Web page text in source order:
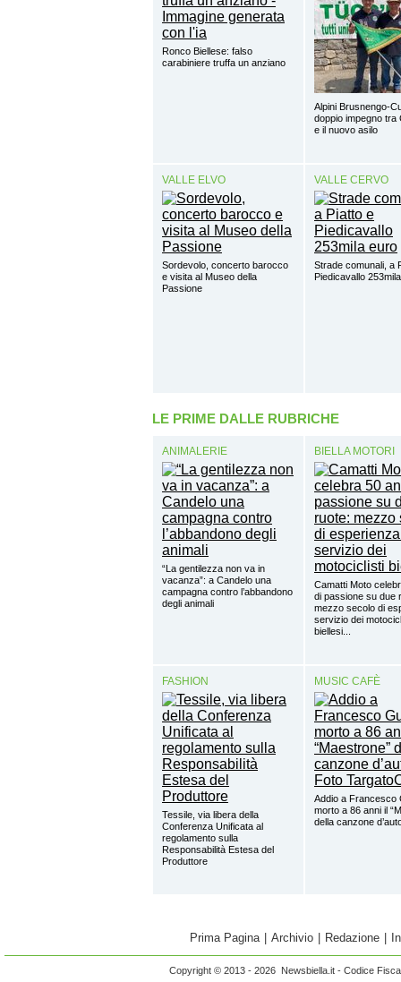
Ronco Biellese: falso
carabiniere truffa un anziano
Alpini Brusnengo-
doppio impegno tra
e il nuovo asilo
VALLE ELVO
Sordevolo, concerto barocco
e visita al Museo della
Passione
VALLE CERVO
Strade comunali, a
Piedicavallo
LE PRIME DALLE RUBRICHE
ANIMALERIE
“La gentilezza non va in
vacanza”: a Candelo una
campagna contro l’abbandono
degli animali
BIELLA MOTORI
Camatti Moto
di passione su due
mezzo secolo di
servizio dei
biellesi...
FASHION
Tessile, via libera della
Conferenza Unificata al
regolamento sulla
Responsabilità Estesa del
Produttore
MUSIC CAFÈ
Addio a Francesco
morto a 86 anni il
della canzone
Prima Pagina Archivio Redazione
Copyright © 2013 - 2026 Newsbiella.it - Codice